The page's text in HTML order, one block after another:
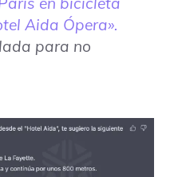
Aida Ópera».
para no